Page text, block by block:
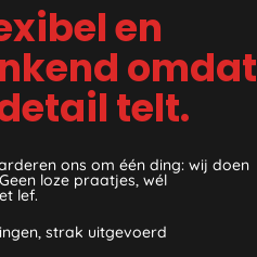
en
omdat
telt.
ons om één ding: wij doen
loze praatjes, wél
lef.
strak uitgevoerd